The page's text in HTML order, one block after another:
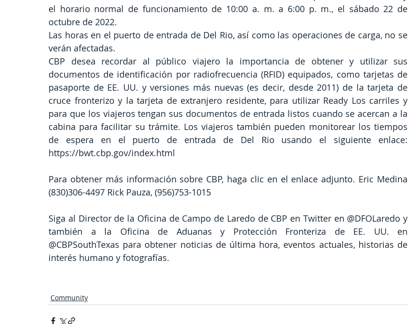
el horario normal de funcionamiento de 10:00 a. m. a 6:00 p. m., el sábado 22 de
octubre de 2022.
Las horas en el puerto de entrada de Del Rio, así como las operaciones de carga, no se
verán afectadas.
CBP desea recordar al público viajero la importancia de obtener y utilizar sus
documentos de identificación por radiofrecuencia (RFID) equipados, como tarjetas de
pasaporte de EE. UU. y versiones más nuevas (es decir, desde 2011) de la tarjeta de
cruce fronterizo y la tarjeta de extranjero residente, para utilizar Ready Los carriles y
para que los viajeros tengan sus documentos de entrada listos cuando se acercan a la
cabina para facilitar su trámite. Los viajeros también pueden monitorear los tiempos
de espera en el puerto de entrada de Del Rio usando el siguiente enlace:
https://bwt.cbp.gov/index.html
Para obtener más información sobre CBP, haga clic en el enlace adjunto. Eric Medina
(830)306-4497 Rick Pauza, (956)753-1015
Siga al Director de la Oficina de Campo de Laredo de CBP en Twitter en @DFOLaredo y
también a la Oficina de Aduanas y Protección Fronteriza de EE. UU. en
@CBPSouthTexas para obtener noticias de última hora, eventos actuales, historias de
interés humano y fotografías.
Community